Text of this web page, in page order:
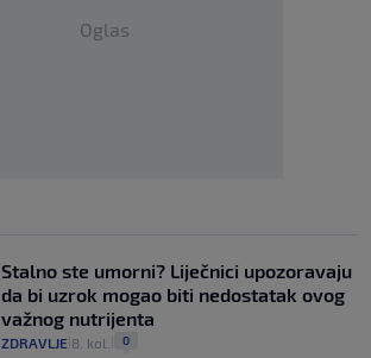
Oglas
Stalno ste umorni? Liječnici upozoravaju
da bi uzrok mogao biti nedostatak ovog
važnog nutrijenta
ZDRAVLJE 8. kol. 0